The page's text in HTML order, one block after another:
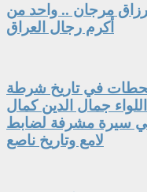
مرجان .. واحد من
أكرم رجال العراق
في تاريخ شرطة
جمال الدين كمال
سيرة مشرفة لضابط
لامع وتاريخ ناصع